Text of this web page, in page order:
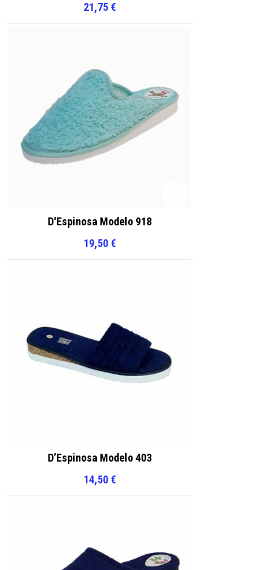
21,75€
D'Espinosa Modelo 918
19,50€
D’Espinosa Modelo 403
14,50€